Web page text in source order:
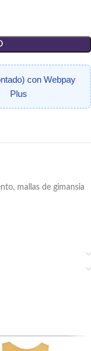
con Webpay
Plus
, mallas de gimansia